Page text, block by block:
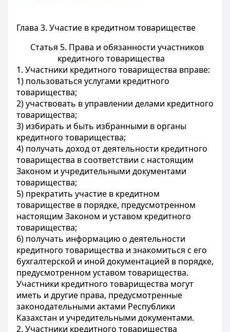
Глава 3. Участие в кредитном товариществе
Статья 5. Права и обязанности участников
кредитного товарищества
1. Участники кредитного товарищества вправе:
1) пользоваться услугами кредитного
товарищества;
2) участвовать в управлении делами кредитного
товарищества;
3) избирать и быть избранными в органы
кредитного товарищества;
4) получать доход от деятельности кредитного
товарищества в соответствии с настоящим
Законом и учредительными документами
товарищества;
5) прекратить участие в кредитном
товариществе в порядке, предусмотренном
настоящим Законом и уставом кредитного
товарищества;
6) получать информацию о деятельности
кредитного товарищества и знакомиться с его
бухгалтерской и иной документацией в порядке,
предусмотренном уставом товарищества.
Участники кредитного товарищества могут
иметь и другие права, предусмотренные
законодательными актами Республики
Казахстан и учредительными документами.
2. Участники кредитного товарищества